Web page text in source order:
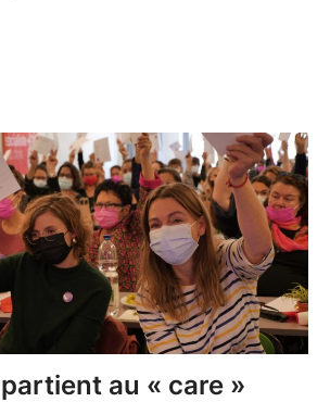
au « care »